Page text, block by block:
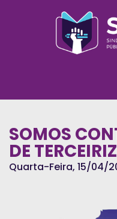
SOMOS
DE
Quarta-Feira, 15/04/